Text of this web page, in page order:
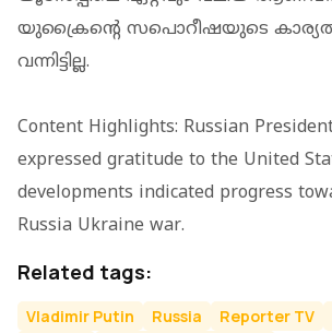
യുക്രൈൻ്റെ സപൊറീഷയുടെ
വന്നിട്ടില്ല.
Content Highlights: Russian
expressed gratitude to the United
developments indicated progress
Russia Ukraine war.
Related tags:
Vladimir Putin Russia Reporter TV